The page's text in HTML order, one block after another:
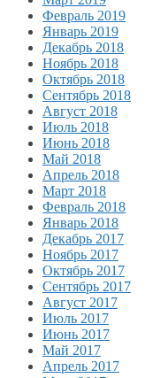
Февраль 2019
Январь 2019
Декабрь 2018
Ноябрь 2018
Октябрь 2018
Сентябрь 2018
Август 2018
Июль 2018
Июнь 2018
Май 2018
Апрель 2018
Март 2018
Февраль 2018
Январь 2018
Декабрь 2017
Ноябрь 2017
Октябрь 2017
Сентябрь 2017
Август 2017
Июль 2017
Июнь 2017
Май 2017
Апрель 2017